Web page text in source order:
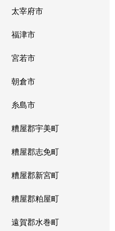
太宰府市
福津市
宮若市
朝倉市
糸島市
糟屋郡宇美町
糟屋郡志免町
糟屋郡新宮町
糟屋郡粕屋町
遠賀郡水巻町